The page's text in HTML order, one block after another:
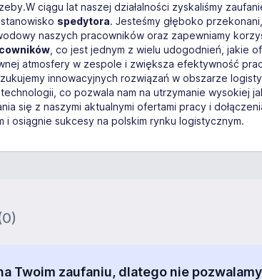
ciągu lat naszej działalności zyskaliśmy
spedytora. Jesteśmy głęboko
naszych pracowników oraz zapewniamy
, co jest jednym z wielu udogodnień, jakie
atmosfery w zespole i zwiększa efektywność
innowacyjnych rozwiązań w obszarze
co pozwala nam na utrzymanie wysokiej
się z naszymi aktualnymi ofertami pracy i
osiągnie sukcesy na polskim rynku logistycznym.
Twoim zaufaniu, dlatego nie